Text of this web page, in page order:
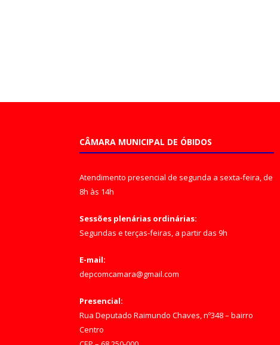
CÂMARA MUNICIPAL DE ÓBIDOS
Atendimento presencial de segunda a sexta-feira, de
8h às 14h
Sessões plenárias ordinárias:
Segundas e terças-feiras, a partir das 9h
E-mail:
depcomcamara@gmail.com
Presencial:
Rua Deputado Raimundo Chaves, nº348 – bairro
Centro